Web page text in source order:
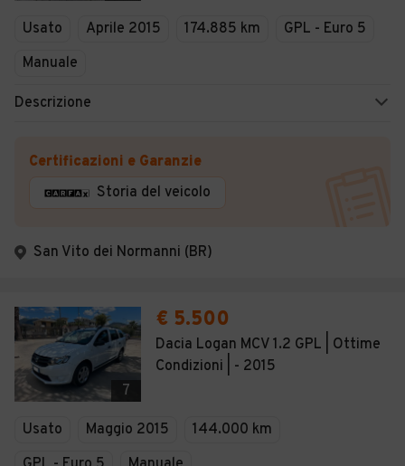
Usato Aprile 2015 174.885 km
GPL - Euro 5
Manuale
Descrizione
Certificazioni e Garanzie
Storia del veicolo
San Vito dei Normanni (BR)
7
€ 5.500
Dacia Logan MCV 1.2 GPL | Ottime
Condizioni | - 2015
Usato Maggio 2015
144.000 km